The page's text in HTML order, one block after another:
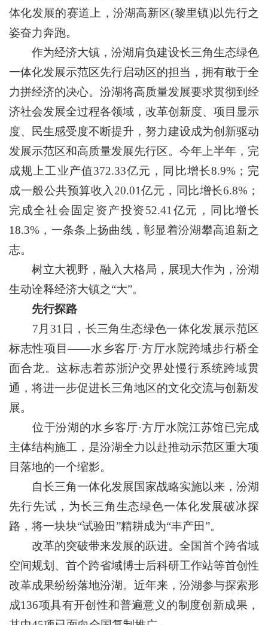
体化发展的赛道上，汾湖高新区(黎里镇)以先行之
姿奋力奔跑。
作为经济大镇，汾湖肩负建设长三角生态绿色
一体化发展示范区先行启动区的担当，拥有敢于全
力拼经济的决心。汾湖将高质量发展要求贯彻到经
济社会发展全过程各领域，改革创新度、项目显示
度、民生感受度不断提升，努力建设成为创新驱动
发展示范区和高质量发展先行区。今年上半年，完
成规上工业产值372.33亿元，同比增长8.9%；完
成一般公共预算收入20.01亿元，同比增长6.8%；
完成全社会固定资产投资52.41亿元，同比增长
18.3%，一条条上扬曲线，彰显着汾湖攀高追新之
志。
树立大视野，融入大格局，展现大作为，汾湖
生动诠释经济大镇之“大”。
先行探路
7月31日，长三角生态绿色一体化发展示范区
标志性项目——水乡客厅·方厅水院跨域步行桥全
面合龙。这标志着苏浙沪交界处慢行系统跨域贯
通，将进一步促进长三角地区的文化交流与创新发
展。
位于汾湖的水乡客厅·方厅水院江苏馆已完成
主体结构施工，是汾湖全力以赴推动示范区重大项
目落地的一个缩影。
自长三角一体化发展国家战略实施以来，汾湖
先行先试，为长三角生态绿色一体化发展破冰探
路，将一块块“试验田”精耕成为“丰产田”。
改革的突破带来发展的跃进。全国首个跨省域
空间规划、首个跨省域博士后科研工作站等首创性
改革成果纷纷落地汾湖。近年来，汾湖参与探索形
成136项具有开创性和普遍意义的制度创新成果，